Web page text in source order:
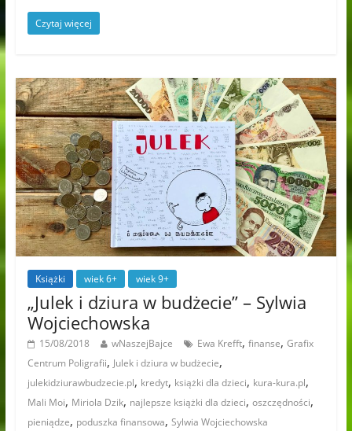
Czytaj więcej
Książki wiek 6+ wiek 9+
„Julek i dziura w budżecie” – Sylwia
Wojciechowska
15/08/2018 wNaszejBajce Ewa Krefft, finanse, Grafix
Centrum Poligrafii, Julek i dziura w budżecie,
julekidziurawbudzecie.pl, kredyt, książki dla dzieci, kura-kura.pl,
Mali Moi, Miriola Dzik, najlepsze książki dla dzieci, oszczędności,
pieniądze, poduszka finansowa, Sylwia Wojciechowska